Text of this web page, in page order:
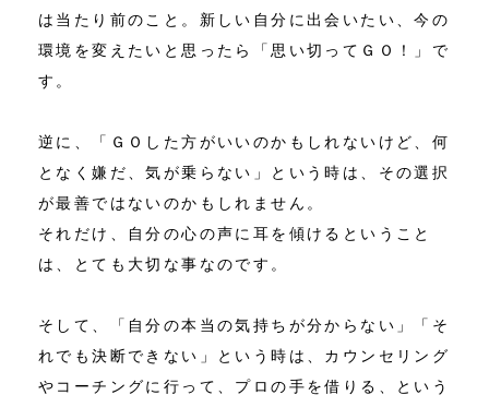
は当たり前のこと。新しい自分に出会いたい、今の
環境を変えたいと思ったら「思い切ってＧＯ！」で
す。
逆に、「ＧＯした方がいいのかもしれないけど、何
となく嫌だ、気が乗らない」という時は、その選択
が最善ではないのかもしれません。
それだけ、自分の心の声に耳を傾けるということ
は、とても大切な事なのです。
そして、「自分の本当の気持ちが分からない」「そ
れでも決断できない」という時は、カウンセリング
やコーチングに行って、プロの手を借りる、という